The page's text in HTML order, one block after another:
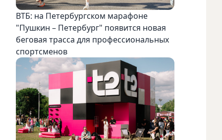
ВТБ: на Петербургском марафоне
"Пушкин – Петербург" появится новая
беговая трасса для профессиональных
спортсменов